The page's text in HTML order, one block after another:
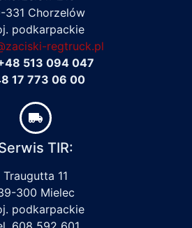
331 Chorzelów
podkarpackie
regtruck.pl
513 094 047
17 773 06 00
TIR:
Traugutta 11
300 Mielec
podkarpackie